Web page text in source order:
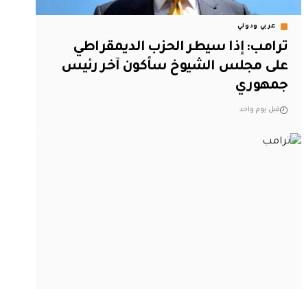
عربي ودولي
ترامب: إذا سيطر الحزب الديمقراطي
على مجلس الشيوخ سأكون آخر رئيس
جمهوري
قبل يوم واحد